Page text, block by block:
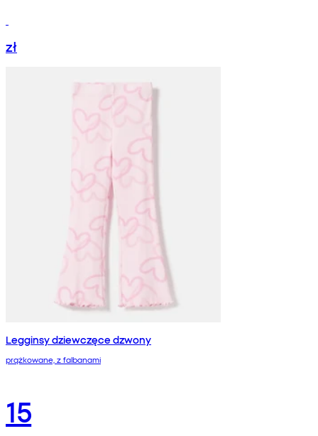
zł
Legginsy dziewczęce dzwony
prążkowane, z falbanami
15